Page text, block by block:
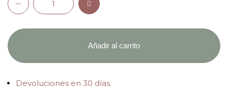
Añadir al carrito
Devoluciones en 30 días.